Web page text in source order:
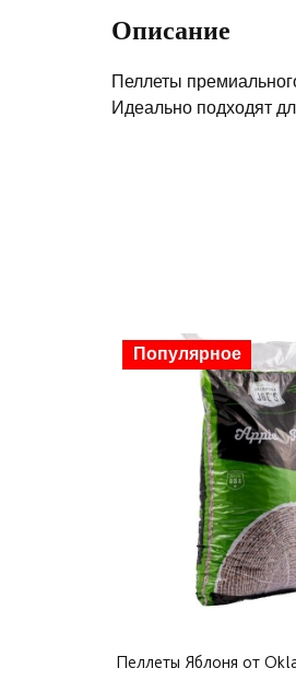
Описание
Пеллеты
Идеально подходят
Популярное
Пеллеты Яблоня от